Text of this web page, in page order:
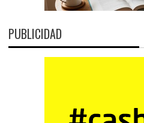
PUBLICIDAD